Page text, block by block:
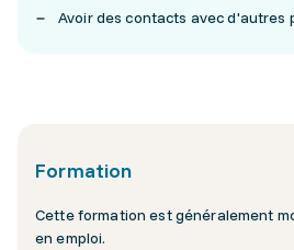
Avoir des contacts avec d'autres
Formation
Cette formation est généralement
en emploi.